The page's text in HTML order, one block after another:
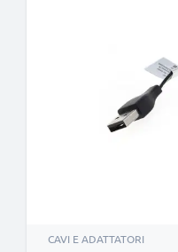
CAVI E ADATTATORI